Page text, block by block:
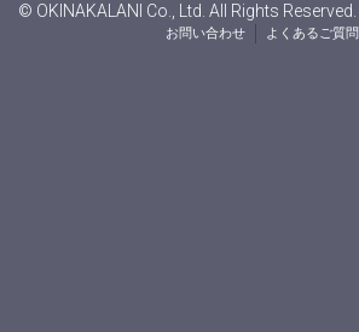
© OKINAKALANI Co., Ltd. All Rights Reserved.
お問い合わせ よくあるご質問